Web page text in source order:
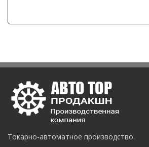
Токарно-автоматное производство.